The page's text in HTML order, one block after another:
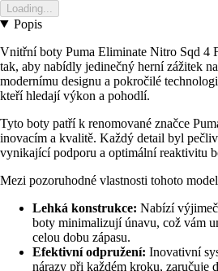
Loading...
Popis
Vnitřní boty Puma Eliminate Nitro Sqd 4
tak, aby nabídly jedinečný herní zážitek
modernímu designu a pokročilé
kteří hledají výkon a pohodlí.
Tyto boty patří k renomované značce
inovacím a kvalitě. Každý detail byl
vynikající podporu a optimální reaktivitu
Mezi pozoruhodné vlastnosti tohoto
Lehká konstrukce: Nabízí
boty minimalizují únavu, což vám
celou dobu zápasu.
Efektivní odpružení: Inovativní
nárazy při každém kroku, zaručuje